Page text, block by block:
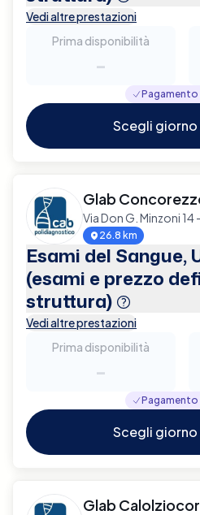
Vedi altre prestazioni
Prima disponibilità
-
Pagamento
Scegli giorno
Glab
Via Don G. Minzoni
26.8 km
Esami del Sangue,
(esami e prezzo
struttura)
Vedi altre prestazioni
Prima disponibilità
-
Pagamento
Scegli giorno
Glab